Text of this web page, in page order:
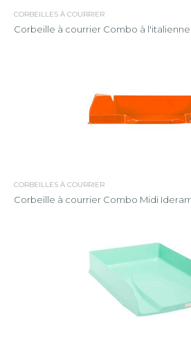
CORBEILLES À COURRIER
Corbeille à courrier Combo à
CORBEILLES À COURRIER
Corbeille à courrier Combo Midi